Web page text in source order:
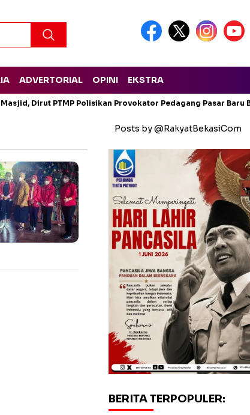
ADVERTORIAL OPINI EKSTRA
Dirut PTMP Polisikan Provokator Pedagang Pasar Baru
Posts by @RakyatBekasiCom
BERITA TERPOPULER: